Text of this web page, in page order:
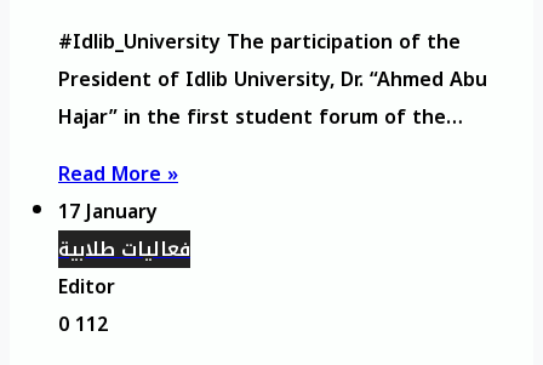
#Idlib_University The participation of the
President of Idlib University, Dr. “Ahmed Abu
Hajar” in the first student forum of the…
Read More »
17 January
فعاليات طلابية
Editor
0112